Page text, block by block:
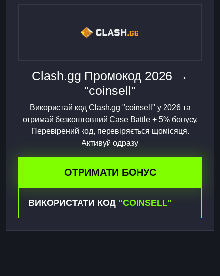
Clash.gg Промокод 2026 →
"coinsell"
Використай код Clash.gg "coinsell" у 2026 та
отримай безкоштовний Case Battle + 5% бонусу.
Перевірений код, перевіряється щомісяця.
Активуй одразу.
ОТРИМАТИ БОНУС
ВИКОРИСТАТИ КОД "COINSELL"